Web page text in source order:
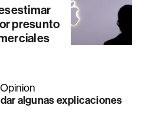
presunto
algunas explicaciones